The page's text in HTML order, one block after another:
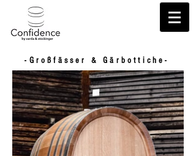
-Großfässer & Gärbottiche-